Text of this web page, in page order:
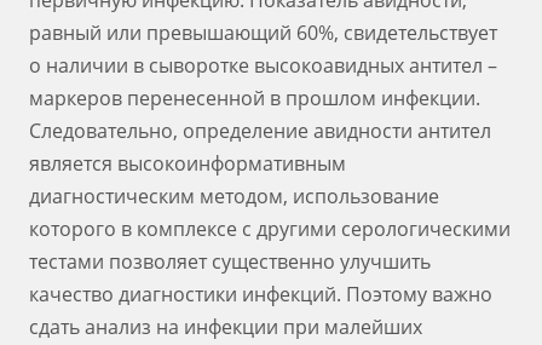
равный или превышающий 60%, свидетельствует
о наличии в сыворотке высокоавидных антител –
маркеров перенесенной в прошлом инфекции.
Следовательно, определение авидности антител
является высокоинформативным
диагностическим методом, использование
которого в комплексе с другими серологическими
тестами позволяет существенно улучшить
качество диагностики инфекций. Поэтому важно
сдать анализ на инфекции при малейших